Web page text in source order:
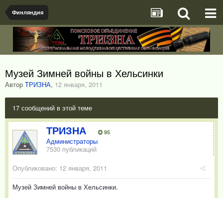
Финляндия
Музей Зимней войны в Хельсинки
Автор ТРИЗНА, 12 января, 2011
17 сообщений в этой теме
ТРИЗНА 95
Администраторы
7530 публикаций
Опубликовано: 12 января, 2011
Музей Зимней войны в Хельсинки.